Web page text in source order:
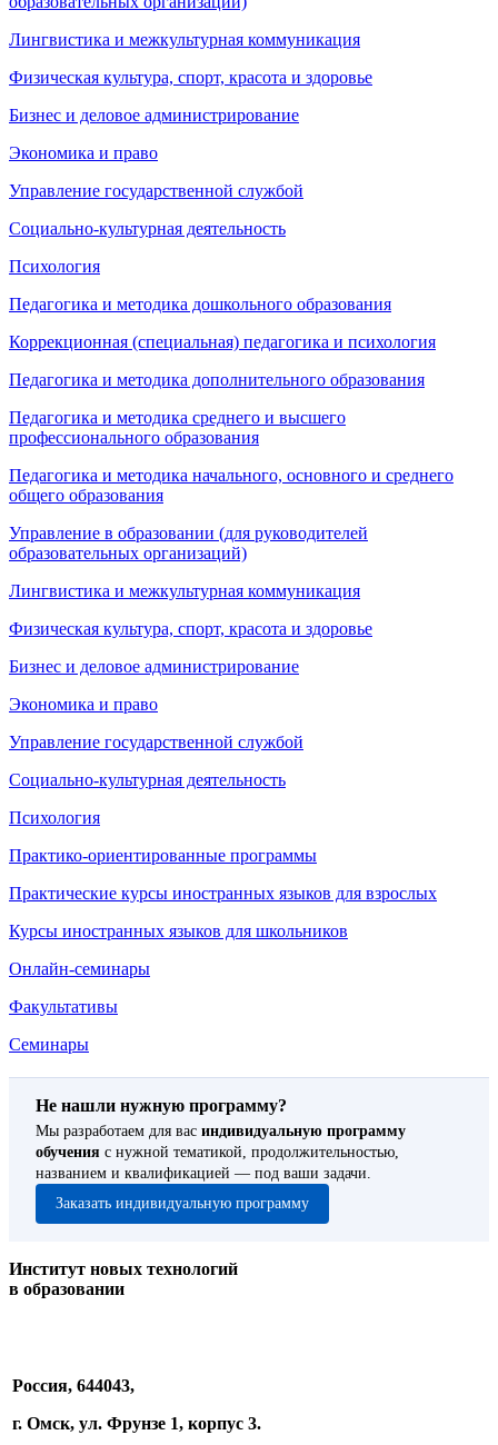
Лингвистика и межкультурная коммуникация
Физическая культура, спорт, красота и здоровье
Бизнес и деловое администрирование
Экономика и право
Управление государственной службой
Социально-культурная деятельность
Психология
Педагогика и методика дошкольного образования
Коррекционная (специальная) педагогика и психология
Педагогика и методика дополнительного образования
Педагогика и методика среднего и высшего
профессионального образования
Педагогика и методика начального, основного и среднего
общего образования
Управление в образовании (для руководителей
образовательных организаций)
Лингвистика и межкультурная коммуникация
Физическая культура, спорт, красота и здоровье
Бизнес и деловое администрирование
Экономика и право
Управление государственной службой
Социально-культурная деятельность
Психология
Практико-ориентированные программы
Практические курсы иностранных языков для взрослых
Курсы иностранных языков для школьников
Онлайн-семинары
Факультативы
Семинары
Не нашли нужную программу?
Мы разработаем для вас индивидуальную программу
обучения с нужной тематикой, продолжительностью,
названием и квалификацией — под ваши задачи.
Заказать индивидуальную программу
Институт новых технологий
в образовании
Россия, 644043,
г. Омск, ул. Фрунзе 1, корпус 3.